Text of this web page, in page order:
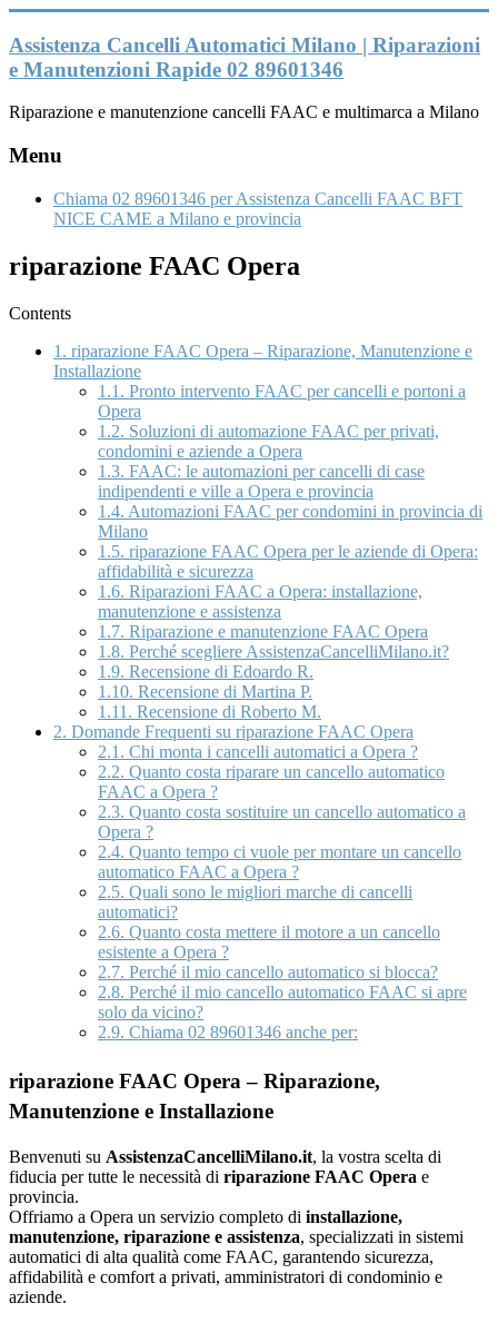
al
contenuto
Assistenza Cancelli Automatici Milano | Riparazioni
e Manutenzioni Rapide 02 89601346
Riparazione e manutenzione cancelli FAAC e multimarca a Milano
Menu
Chiama 02 89601346 per Assistenza Cancelli FAAC BFT
NICE CAME a Milano e provincia
riparazione FAAC Opera
Contents
1. riparazione FAAC Opera – Riparazione, Manutenzione e
Installazione
1.1. Pronto intervento FAAC per cancelli e portoni a
Opera
1.2. Soluzioni di automazione FAAC per privati,
condomini e aziende a Opera
1.3. FAAC: le automazioni per cancelli di case
indipendenti e ville a Opera e provincia
1.4. Automazioni FAAC per condomini in provincia di
Milano
1.5. riparazione FAAC Opera per le aziende di Opera:
affidabilità e sicurezza
1.6. Riparazioni FAAC a Opera: installazione,
manutenzione e assistenza
1.7. Riparazione e manutenzione FAAC Opera
1.8. Perché scegliere AssistenzaCancelliMilano.it?
1.9. Recensione di Edoardo R.
1.10. Recensione di Martina P.
1.11. Recensione di Roberto M.
2. Domande Frequenti su riparazione FAAC Opera
2.1. Chi monta i cancelli automatici a Opera ?
2.2. Quanto costa riparare un cancello automatico
FAAC a Opera ?
2.3. Quanto costa sostituire un cancello automatico a
Opera ?
2.4. Quanto tempo ci vuole per montare un cancello
automatico FAAC a Opera ?
2.5. Quali sono le migliori marche di cancelli
automatici?
2.6. Quanto costa mettere il motore a un cancello
esistente a Opera ?
2.7. Perché il mio cancello automatico si blocca?
2.8. Perché il mio cancello automatico FAAC si apre
solo da vicino?
2.9. Chiama 02 89601346 anche per:
riparazione FAAC Opera – Riparazione,
Manutenzione e Installazione
Benvenuti su AssistenzaCancelliMilano.it, la vostra scelta di
fiducia per tutte le necessità di riparazione FAAC Opera e
provincia.
Offriamo a Opera un servizio completo di installazione,
manutenzione, riparazione e assistenza, specializzati in sistemi
automatici di alta qualità come FAAC, garantendo sicurezza,
affidabilità e comfort a privati, amministratori di condominio e
aziende.